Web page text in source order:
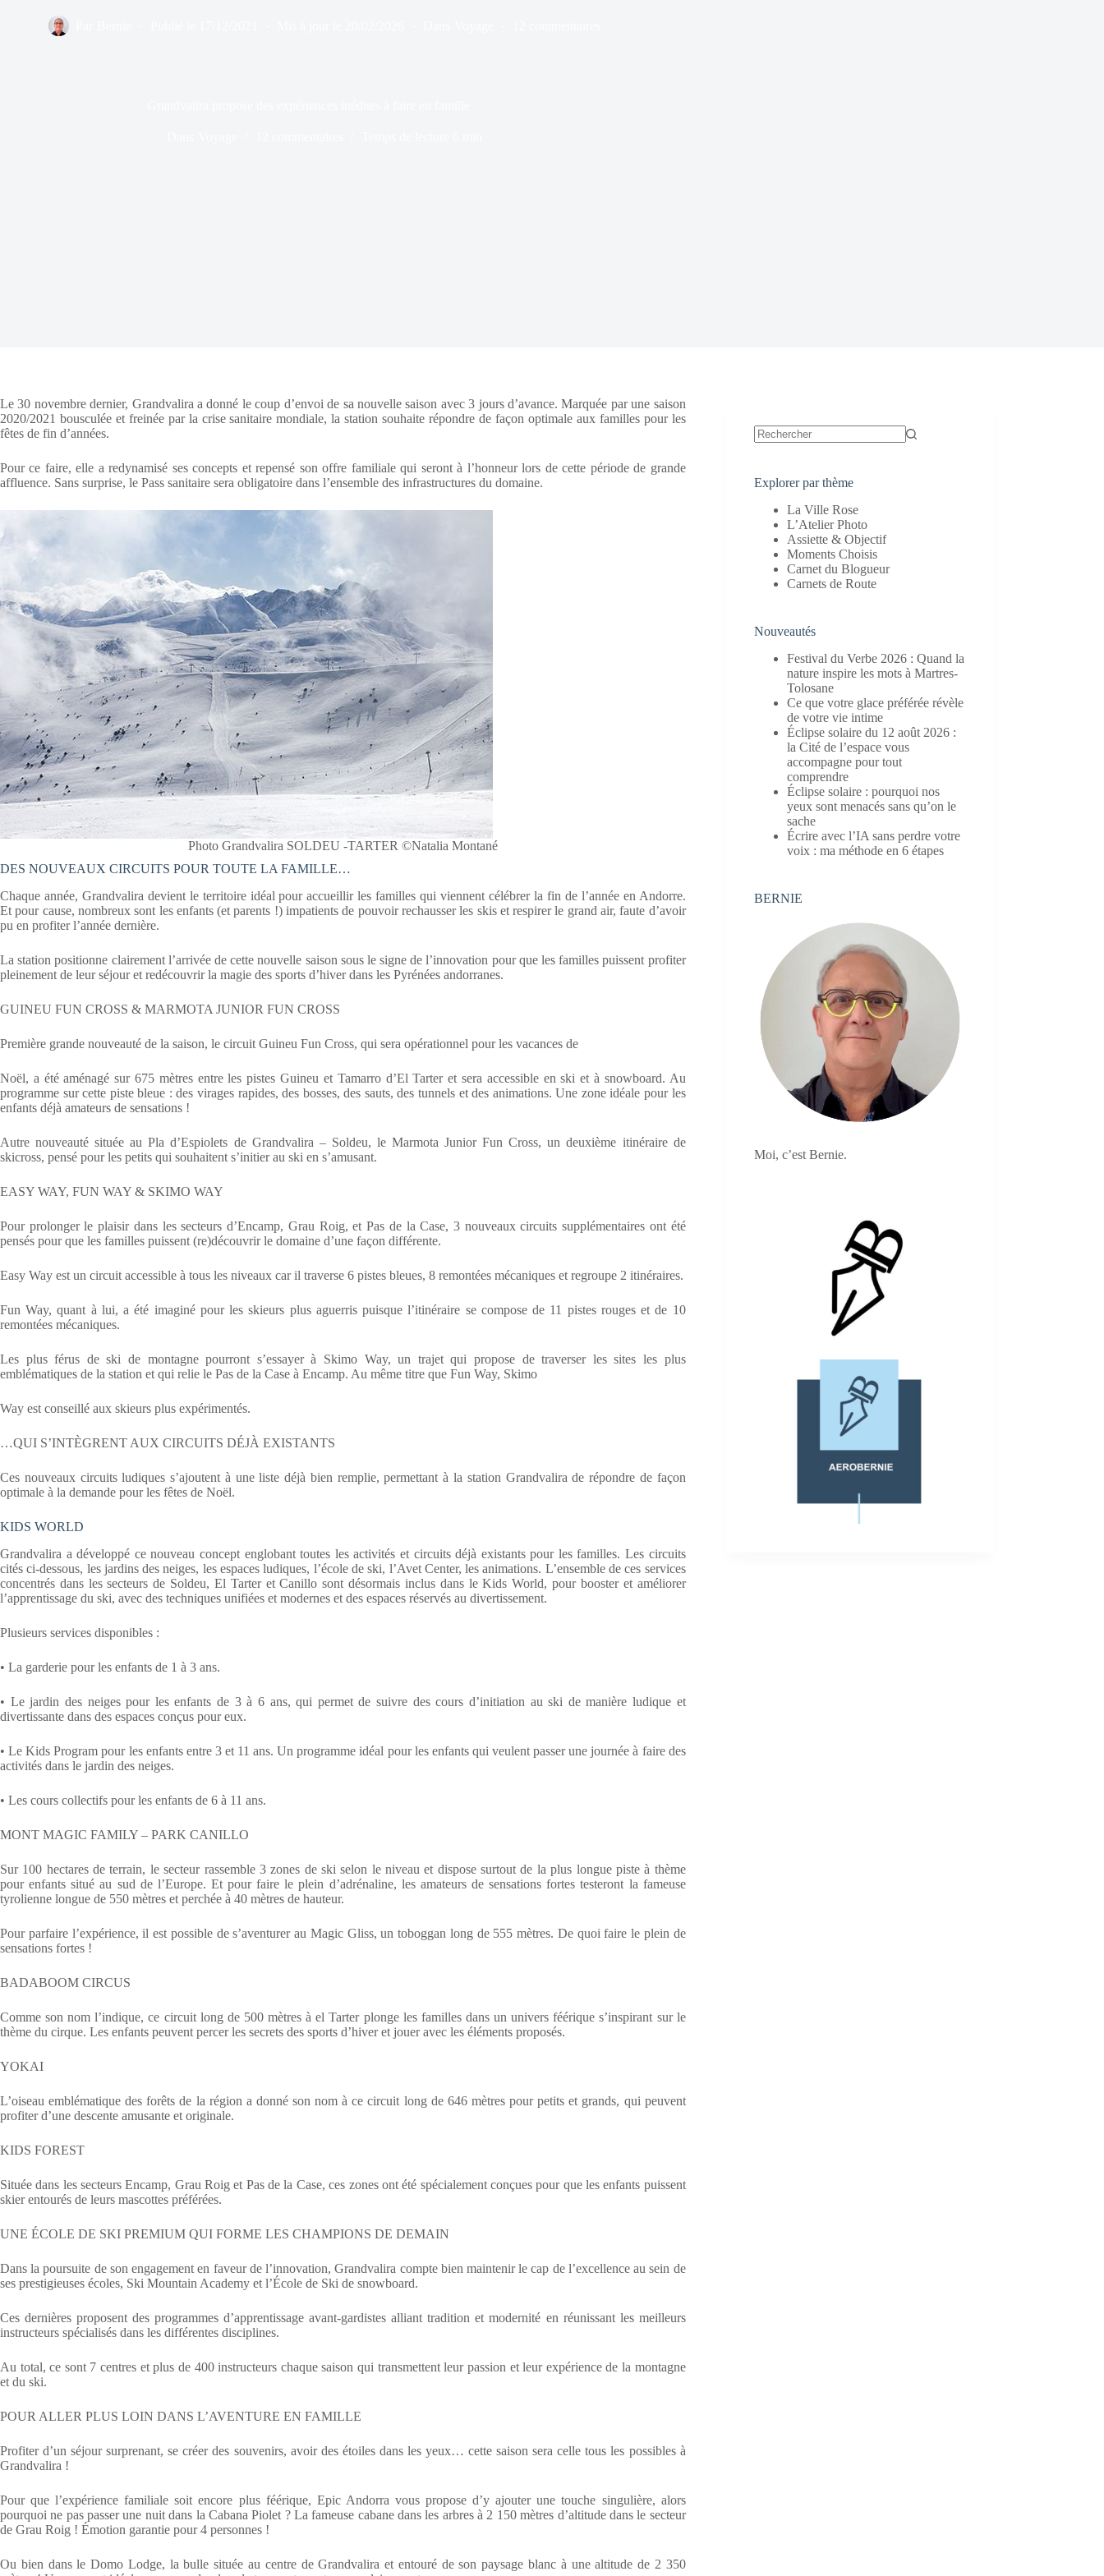
Le 30 novembre dernier, Grandvalira a donné le coup d’envoi de sa nouvelle saison avec 3 jours d’avance. Marquée par une saison
2020/2021 bousculée et freinée par la crise sanitaire mondiale, la station souhaite répondre de façon optimale aux familles pour les
fêtes de fin d’années.
Pour ce faire, elle a redynamisé ses concepts et repensé son offre familiale qui seront à l’honneur lors de cette période de grande
affluence. Sans surprise, le Pass sanitaire sera obligatoire dans l’ensemble des infrastructures du domaine.
Photo Grandvalira SOLDEU -TARTER ©Natalia Montané
DES NOUVEAUX CIRCUITS POUR TOUTE LA FAMILLE…
Chaque année, Grandvalira devient le territoire idéal pour accueillir les familles qui viennent célébrer la fin de l’année en Andorre.
Et pour cause, nombreux sont les enfants (et parents !) impatients de pouvoir rechausser les skis et respirer le grand air, faute d’avoir
pu en profiter l’année dernière.
La station positionne clairement l’arrivée de cette nouvelle saison sous le signe de l’innovation pour que les familles puissent profiter
pleinement de leur séjour et redécouvrir la magie des sports d’hiver dans les Pyrénées andorranes.
GUINEU FUN CROSS & MARMOTA JUNIOR FUN CROSS
Première grande nouveauté de la saison, le circuit Guineu Fun Cross, qui sera opérationnel pour les vacances de
Noël, a été aménagé sur 675 mètres entre les pistes Guineu et Tamarro d’El Tarter et sera accessible en ski et à snowboard. Au
programme sur cette piste bleue : des virages rapides, des bosses, des sauts, des tunnels et des animations. Une zone idéale pour les
enfants déjà amateurs de sensations !
Autre nouveauté située au Pla d’Espiolets de Grandvalira – Soldeu, le Marmota Junior Fun Cross, un deuxième itinéraire de
skicross, pensé pour les petits qui souhaitent s’initier au ski en s’amusant.
EASY WAY, FUN WAY & SKIMO WAY
Pour prolonger le plaisir dans les secteurs d’Encamp, Grau Roig, et Pas de la Case, 3 nouveaux circuits supplémentaires ont été
pensés pour que les familles puissent (re)découvrir le domaine d’une façon différente.
Easy Way est un circuit accessible à tous les niveaux car il traverse 6 pistes bleues, 8 remontées mécaniques et regroupe 2 itinéraires.
Fun Way, quant à lui, a été imaginé pour les skieurs plus aguerris puisque l’itinéraire se compose de 11 pistes rouges et de 10
remontées mécaniques.
Les plus férus de ski de montagne pourront s’essayer à Skimo Way, un trajet qui propose de traverser les sites les plus
emblématiques de la station et qui relie le Pas de la Case à Encamp. Au même titre que Fun Way, Skimo
Way est conseillé aux skieurs plus expérimentés.
…QUI S’INTÈGRENT AUX CIRCUITS DÉJÀ EXISTANTS
Ces nouveaux circuits ludiques s’ajoutent à une liste déjà bien remplie, permettant à la station Grandvalira de répondre de façon
optimale à la demande pour les fêtes de Noël.
KIDS WORLD
Grandvalira a développé ce nouveau concept englobant toutes les activités et circuits déjà existants pour les familles. Les circuits
cités ci-dessous, les jardins des neiges, les espaces ludiques, l’école de ski, l’Avet Center, les animations. L’ensemble de ces services
concentrés dans les secteurs de Soldeu, El Tarter et Canillo sont désormais inclus dans le Kids World, pour booster et améliorer
l’apprentissage du ski, avec des techniques unifiées et modernes et des espaces réservés au divertissement.
Plusieurs services disponibles :
• La garderie pour les enfants de 1 à 3 ans.
• Le jardin des neiges pour les enfants de 3 à 6 ans, qui permet de suivre des cours d’initiation au ski de manière ludique et
divertissante dans des espaces conçus pour eux.
• Le Kids Program pour les enfants entre 3 et 11 ans. Un programme idéal pour les enfants qui veulent passer une journée à faire des
activités dans le jardin des neiges.
• Les cours collectifs pour les enfants de 6 à 11 ans.
MONT MAGIC FAMILY – PARK CANILLO
Sur 100 hectares de terrain, le secteur rassemble 3 zones de ski selon le niveau et dispose surtout de la plus longue piste à thème
pour enfants situé au sud de l’Europe. Et pour faire le plein d’adrénaline, les amateurs de sensations fortes testeront la fameuse
tyrolienne longue de 550 mètres et perchée à 40 mètres de hauteur.
Pour parfaire l’expérience, il est possible de s’aventurer au Magic Gliss, un toboggan long de 555 mètres. De quoi faire le plein de
sensations fortes !
BADABOOM CIRCUS
Comme son nom l’indique, ce circuit long de 500 mètres à el Tarter plonge les familles dans un univers féérique s’inspirant sur le
thème du cirque. Les enfants peuvent percer les secrets des sports d’hiver et jouer avec les éléments proposés.
YOKAI
L’oiseau emblématique des forêts de la région a donné son nom à ce circuit long de 646 mètres pour petits et grands, qui peuvent
profiter d’une descente amusante et originale.
KIDS FOREST
Située dans les secteurs Encamp, Grau Roig et Pas de la Case, ces zones ont été spécialement conçues pour que les enfants puissent
skier entourés de leurs mascottes préférées.
UNE ÉCOLE DE SKI PREMIUM QUI FORME LES CHAMPIONS DE DEMAIN
Dans la poursuite de son engagement en faveur de l’innovation, Grandvalira compte bien maintenir le cap de l’excellence au sein de
ses prestigieuses écoles, Ski Mountain Academy et l’École de Ski de snowboard.
Ces dernières proposent des programmes d’apprentissage avant-gardistes alliant tradition et modernité en réunissant les meilleurs
instructeurs spécialisés dans les différentes disciplines.
Au total, ce sont 7 centres et plus de 400 instructeurs chaque saison qui transmettent leur passion et leur expérience de la montagne
et du ski.
POUR ALLER PLUS LOIN DANS L’AVENTURE EN FAMILLE
Profiter d’un séjour surprenant, se créer des souvenirs, avoir des étoiles dans les yeux… cette saison sera celle tous les possibles à
Grandvalira !
Pour que l’expérience familiale soit encore plus féérique, Epic Andorra vous propose d’y ajouter une touche singulière, alors
pourquoi ne pas passer une nuit dans la Cabana Piolet ? La fameuse cabane dans les arbres à 2 150 mètres d’altitude dans le secteur
de Grau Roig ! Émotion garantie pour 4 personnes !
Ou bien dans le Domo Lodge, la bulle située au centre de Grandvalira et entouré de son paysage blanc à une altitude de 2 350
Explorer par thème
La Ville Rose
L’Atelier Photo
Assiette & Objectif
Moments Choisis
Carnet du Blogueur
Carnets de Route
Nouveautés
Festival du Verbe 2026 : Quand la
nature inspire les mots à Martres-
Tolosane
Ce que votre glace préférée révèle
de votre vie intime
Éclipse solaire du 12 août 2026 :
la Cité de l’espace vous
accompagne pour tout
comprendre
Éclipse solaire : pourquoi nos
yeux sont menacés sans qu’on le
sache
Écrire avec l’IA sans perdre votre
voix : ma méthode en 6 étapes
BERNIE
Moi, c’est Bernie.